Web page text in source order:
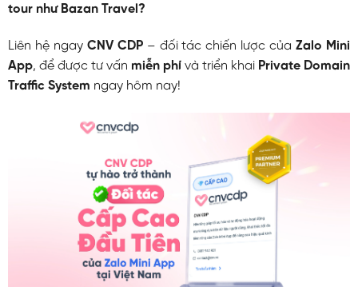
tour như Bazan Travel?
Liên hệ ngay CNV CDP– đối tác chiến lược củaZalo Mini
App, để được tư vấn miễn phí và triển khai Private Domain
Traffic System ngay hôm nay!